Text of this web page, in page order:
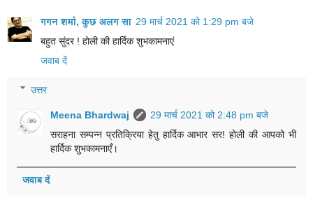
गगन शर्मा, कुछ अलग सा 29 मार्च 2021 को 1:29 pm बजे
बहुत सुंदर ! होली की हार्दिक शुभकामनाएं
जवाब दें
उत्तर
Meena Bhardwaj
29 मार्च 2021 को 2:48 pm बजे
सराहना सम्पन्न प्रतिक्रिया हेतु हार्दिक आभार सर! होली की आपको भी
हार्दिक शुभकामनाएँ।
जवाब दें